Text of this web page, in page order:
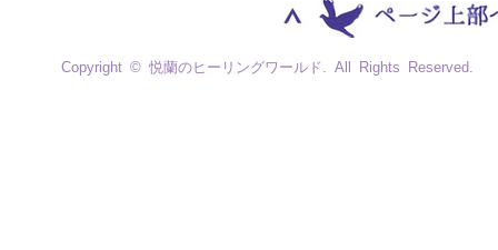
Copyright © 悦蘭のヒーリングワールド. All Rights Reserved.